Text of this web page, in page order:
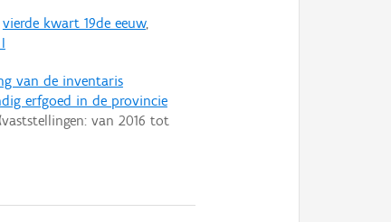
vierde kwart 19de eeuw,
van de inventaris
erfgoed in de provincie
van 2016 tot